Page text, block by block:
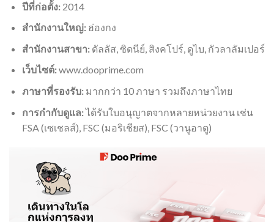
ปีที่ก่อตั้ง:2014
สำนักงานใหญ่:ฮ่องกง
สำนักงานสาขา:ดัลลัส, ซิดนีย์, สิงคโปร์, ดูไบ, กัวลาลัมเปอร์
เว็บไซต์:www.dooprime.com
ภาษาที่รองรับ:มากกว่า 10 ภาษา รวมถึงภาษาไทย
การกำกับดูแล:ได้รับใบอนุญาตจากหลายหน่วยงาน เช่น
FSA (เซเชลส์), FSC (มอริเชียส), FSC (วานูอาตู)